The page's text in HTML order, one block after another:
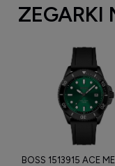
ZEGARKI
BOSS 1513915 ACE